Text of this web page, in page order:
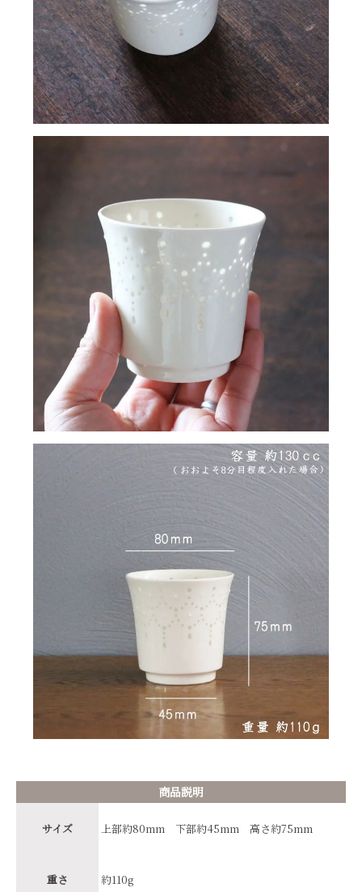
商品説明
サイズ 上部約80mm 下部約45mm 高さ約75mm
重さ 約110g